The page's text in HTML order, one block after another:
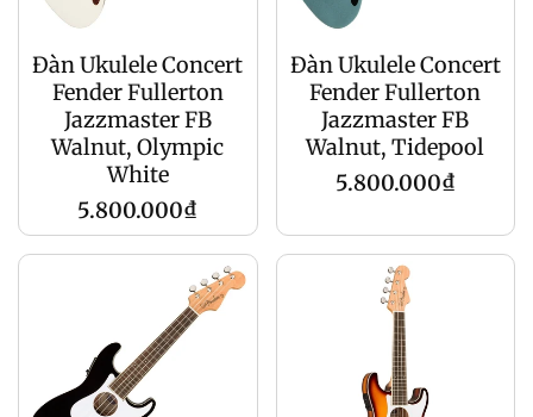
Đàn Ukulele Concert
Fender Fullerton
Jazzmaster FB
Walnut, Olympic
White
Regular
price
5.800.000₫
Đàn Ukulele Concert
Fender Fullerton
Jazzmaster FB
Walnut, Tidepool
Regular
5.800.000₫